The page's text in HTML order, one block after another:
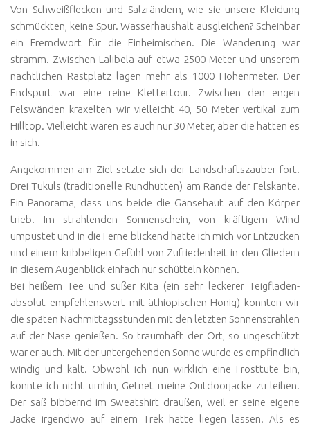
Von Schweißflecken und Salzrändern, wie sie unsere Kleidung
schmückten, keine Spur. Wasserhaushalt ausgleichen? Scheinbar
ein Fremdwort für die Einheimischen. Die Wanderung war
stramm. Zwischen Lalibela auf etwa 2500 Meter und unserem
nächtlichen Rastplatz lagen mehr als 1000 Höhenmeter. Der
Endspurt war eine reine Klettertour. Zwischen den engen
Felswänden kraxelten wir vielleicht 40, 50 Meter vertikal zum
Hilltop. Vielleicht waren es auch nur 30 Meter, aber die hatten es
in sich.
Angekommen am Ziel setzte sich der Landschaftszauber fort.
Drei Tukuls (traditionelle Rundhütten) am Rande der Felskante.
Ein Panorama, dass uns beide die Gänsehaut auf den Körper
trieb. Im strahlenden Sonnenschein, von kräftigem Wind
umpustet und in die Ferne blickend hätte ich mich vor Entzücken
und einem kribbeligen Gefühl von Zufriedenheit in den Gliedern
in diesem Augenblick einfach nur schütteln können.
Bei heißem Tee und süßer Kita (ein sehr leckerer Teigfladen-
absolut empfehlenswert mit äthiopischen Honig) konnten wir
die späten Nachmittagsstunden mit den letzten Sonnenstrahlen
auf der Nase genießen. So traumhaft der Ort, so ungeschützt
war er auch. Mit der untergehenden Sonne wurde es empfindlich
windig und kalt. Obwohl ich nun wirklich eine Frosttüte bin,
konnte ich nicht umhin, Getnet meine Outdoorjacke zu leihen.
Der saß bibbernd im Sweatshirt draußen, weil er seine eigene
Jacke irgendwo auf einem Trek hatte liegen lassen. Als es